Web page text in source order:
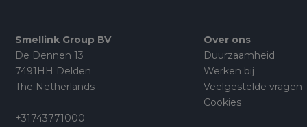
Smellink Group BV
De Dennen 13
7491HH Delden
The Netherlands
+31743771000
Over ons
Duurzaamheid
Werken bij
Veelgestelde vragen
Cookies